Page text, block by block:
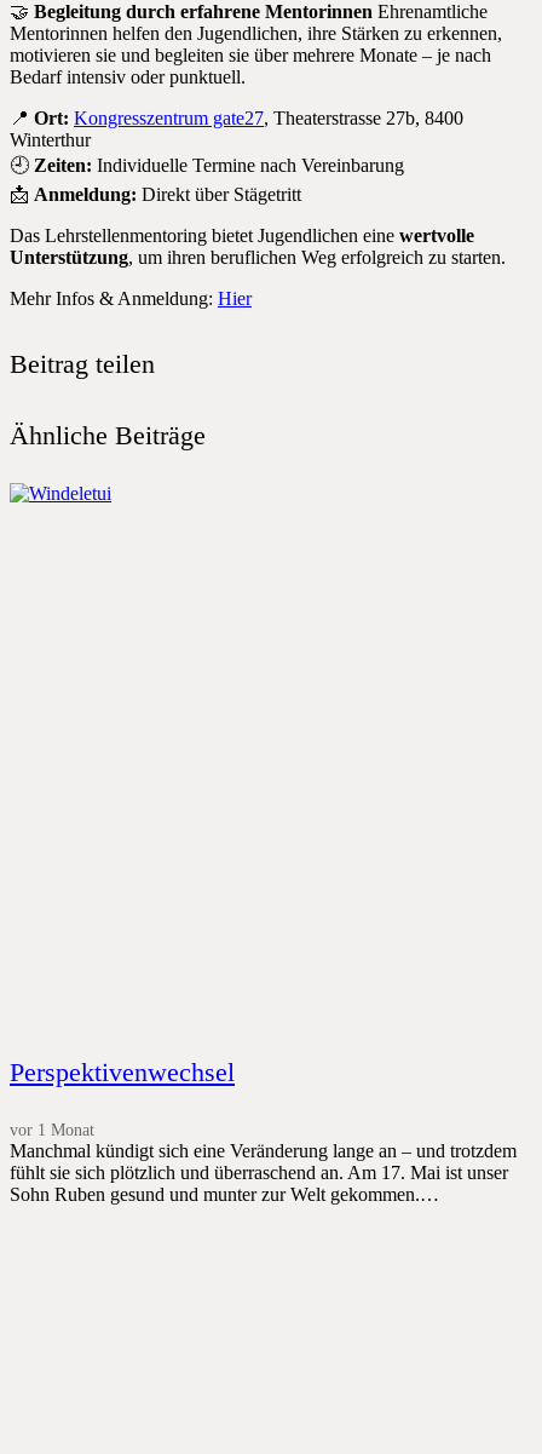
🤝 Begleitung durch erfahrene Mentorinnen Ehrenamtliche
Mentorinnen helfen den Jugendlichen, ihre Stärken zu erkennen,
motivieren sie und begleiten sie über mehrere Monate – je nach
Bedarf intensiv oder punktuell.
📍 Ort: Kongresszentrum gate27, Theaterstrasse 27b, 8400
Winterthur
🕘 Zeiten: Individuelle Termine nach Vereinbarung
📩 Anmeldung: Direkt über Stägetritt
Das Lehrstellenmentoring bietet Jugendlichen eine wertvolle
Unterstützung, um ihren beruflichen Weg erfolgreich zu starten.
Mehr Infos & Anmeldung: Hier
Beitrag teilen
Ähnliche Beiträge
Perspektivenwechsel
vor 1 Monat
Manchmal kündigt sich eine Veränderung lange an – und trotzdem
fühlt sie sich plötzlich und überraschend an. Am 17. Mai ist unser
Sohn Ruben gesund und munter zur Welt gekommen.…